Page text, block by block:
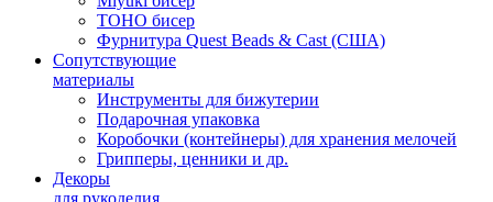
TOHO бисер
Фурнитура Quest Beads & Cast (США)
Сопутствующие
материалы
Инструменты для бижутерии
Подарочная упаковка
Коробочки (контейнеры) для хранения мелочей
Грипперы, ценники и др.
Декоры
для рукоделия